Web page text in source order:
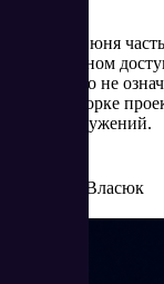
В начале июня
нестабильном
Python. Это не
мешать сборке
новых окружений.
Елена Власюк